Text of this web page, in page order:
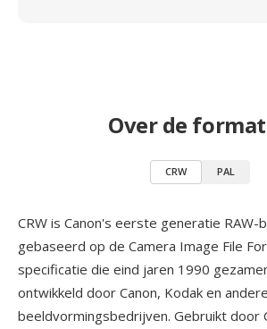
Over de
CRW PAL
CRW is Canon's eerste generatie RAW-
gebaseerd op de Camera Image File
specificatie die eind jaren 1990
ontwikkeld door Canon, Kodak en andere
beeldvormingsbedrijven. Gebruikt door